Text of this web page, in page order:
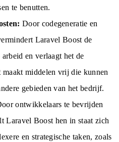
te benutten.
Door codegeneratie en
Laravel Boost de
en verlaagt het de
middelen vrij die kunnen
gebieden van het bedrijf.
ontwikkelaars te bevrijden
Laravel Boost hen in staat zich
en strategische taken, zoals